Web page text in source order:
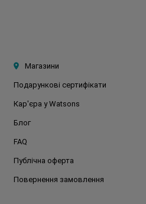
Магазини
Подарункові сертифікати
Кар'єра у Watsons
Блог
FAQ
Публічна оферта
Повернення замовлення